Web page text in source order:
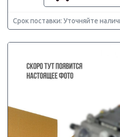
Срок поставки: Уточняйте